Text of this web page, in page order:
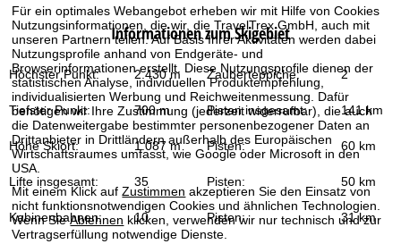
Für ein optimales Webangebot erheben wir mit Hilfe von Cookies
Nutzungsinformationen, die wir, die TravelTrex GmbH, auch mit
unseren Partnern teilen. Auf Basis Ihrer Aktivitäten werden dabei
Nutzungsprofile anhand von Endgeräte- und
Browserinformationen erstellt. Diese Nutzungsprofile dienen der
statistischen Analyse, individuellen Produktempfehlung,
individualisierten Werbung und Reichweitenmessung. Dafür
benötigen wir Ihre Zustimmung (jederzeit widerrufbar), die auch
die Datenweitergabe bestimmter personenbezogener Daten an
Drittanbieter in Drittländern außerhalb des Europäischen
Wirtschaftsraumes umfasst, wie Google oder Microsoft in den
USA.
Mit einem Klick aufZustimmen akzeptieren Sie den Einsatz von
nicht funktionsnotwendigen Cookies und ähnlichen Technologien.
Wenn SieAblehnen klicken, verwenden wir nur technisch und zur
Vertragserfüllung notwendige Dienste.
a
r
t
s
e
i
t
Informationen zum Skigebiet
Höchster Punkt: 2.430 m Zauberteppiche: 2
Tiefster Punkt: 700 m Pisten insgesamt: 141 km
Höhe Skiort: 1.087 m Pisten: 60 km
Lifte insgesamt: 35 Pisten: 50 km
Kabinenbahnen: 10 Pisten: 31 km